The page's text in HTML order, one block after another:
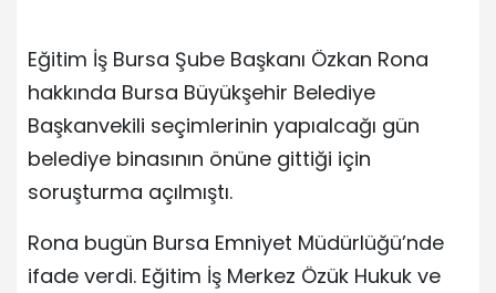
Eğitim İş Bursa Şube Başkanı Özkan Rona
hakkında Bursa Büyükşehir Belediye
Başkanvekili seçimlerinin yapıalcağı gün
belediye binasının önüne gittiği için
soruşturma açılmıştı.
Rona bugün Bursa Emniyet Müdürlüğü’nde
ifade verdi. Eğitim İş Merkez Özük Hukuk ve